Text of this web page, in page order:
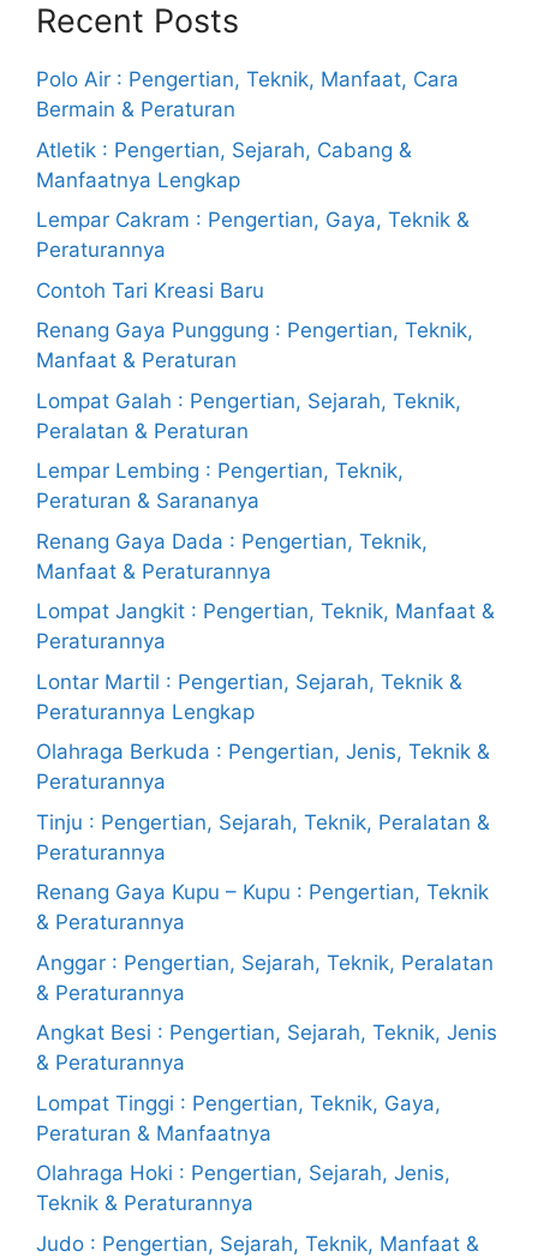
Recent Posts
Polo Air : Pengertian, Teknik, Manfaat, Cara
Bermain & Peraturan
Atletik : Pengertian, Sejarah, Cabang &
Manfaatnya Lengkap
Lempar Cakram : Pengertian, Gaya, Teknik &
Peraturannya
Contoh Tari Kreasi Baru
Renang Gaya Punggung : Pengertian, Teknik,
Manfaat & Peraturan
Lompat Galah : Pengertian, Sejarah, Teknik,
Peralatan & Peraturan
Lempar Lembing : Pengertian, Teknik,
Peraturan & Sarananya
Renang Gaya Dada : Pengertian, Teknik,
Manfaat & Peraturannya
Lompat Jangkit : Pengertian, Teknik, Manfaat &
Peraturannya
Lontar Martil : Pengertian, Sejarah, Teknik &
Peraturannya Lengkap
Olahraga Berkuda : Pengertian, Jenis, Teknik &
Peraturannya
Tinju : Pengertian, Sejarah, Teknik, Peralatan &
Peraturannya
Renang Gaya Kupu – Kupu : Pengertian, Teknik
& Peraturannya
Anggar : Pengertian, Sejarah, Teknik, Peralatan
& Peraturannya
Angkat Besi : Pengertian, Sejarah, Teknik, Jenis
& Peraturannya
Lompat Tinggi : Pengertian, Teknik, Gaya,
Peraturan & Manfaatnya
Olahraga Hoki : Pengertian, Sejarah, Jenis,
Teknik & Peraturannya
Judo : Pengertian, Sejarah, Teknik, Manfaat &